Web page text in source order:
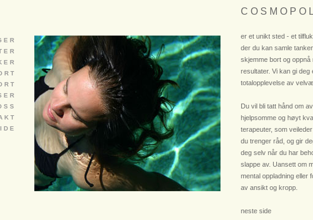
C O S M O P O
er et unikt sted - et
der du kan samle
skjemme bort og oppnå
resultater. Vi kan gi deg
totalopplevelse av
Du vil bli tatt hånd om
hjelpsomme og høyt
terapeuter, som
du trenger råd, og gir
deg selv når du har
slappe av. Uansett om
mental oppladning eller
av ansikt og kropp.
neste side
E R
E R
E R
R T
R T
E R
S S
K T
D E